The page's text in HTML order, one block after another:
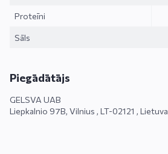
Proteīni
Sāls
Piegādātājs
GELSVA UAB
Liepkalnio 97B, Vilnius , LT-02121 , Lietuva